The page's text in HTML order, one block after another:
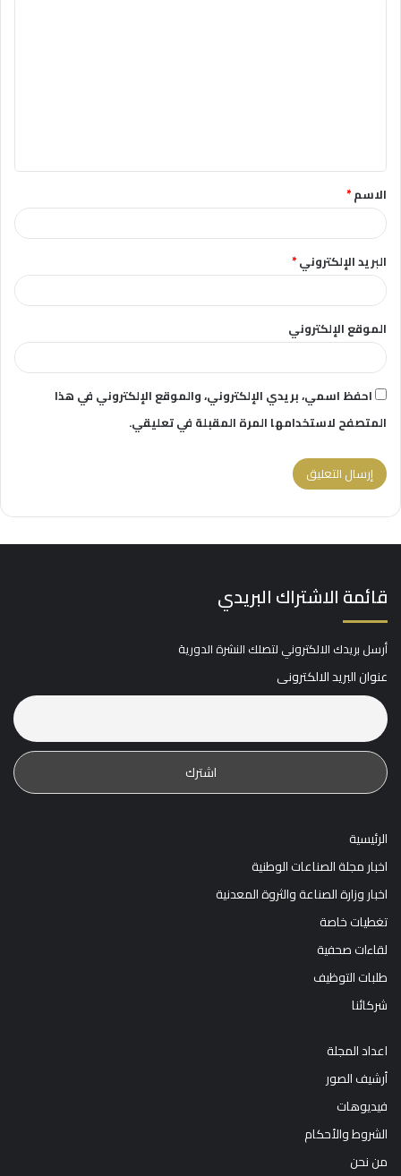
ق
*الاسم*
البريد الإلكتروني*
الموقع الإلكتروني
احفظ اسمي، بريدي الإلكتروني، والموقع الإلكتروني في هذا
المتصفح لاستخدامها المرة المقبلة في تعليقي.
قائمة الاشتراك البريدي
أرسل بريدك الالكتروني لتصلك النشرة الدورية
عنوان البريد الالكترونى
الرئيسية
اخبار مجلة الصناعات الوطنية
اخبار وزارة الصناعة والثروة المعدنية
تغطيات خاصة
لقاءات صحفية
طلبات التوظيف
شركائنا
اعداد المجلة
أرشيف الصور
فيديوهات
الشروط والأحكام
من نحن